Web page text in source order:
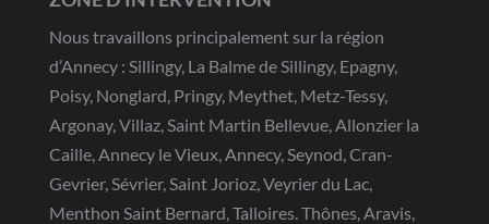
Nous travaillons principalement sur la région
d’Annecy : Sillingy, La Balme de Sillingy, Epagny,
Poisy, Nonglard, Pringy, Meythet, Metz-Tessy,
Argonay, Villaz, Saint Martin Bellevue, Allonzier la
Caille, Annecy le Vieux, Annecy, Seynod, Cran-
Gevrier, Sévrier, Saint Jorioz, Veyrier du Lac,
Menthon Saint Bernard, Talloires. Thônes, Aravis,